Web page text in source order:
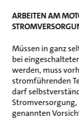
ARBEITEN AM
Müssen in ganz
bei
werden, muss
stromführenden
darf
genannten